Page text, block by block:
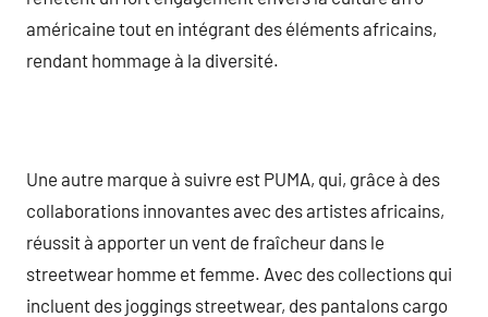
américaine tout en intégrant des éléments africains,
rendant hommage à la diversité.
Une autre marque à suivre est PUMA, qui, grâce à des
collaborations innovantes avec des artistes africains,
réussit à apporter un vent de fraîcheur dans le
streetwear homme et femme. Avec des collections qui
incluent des joggings streetwear, des pantalons cargo